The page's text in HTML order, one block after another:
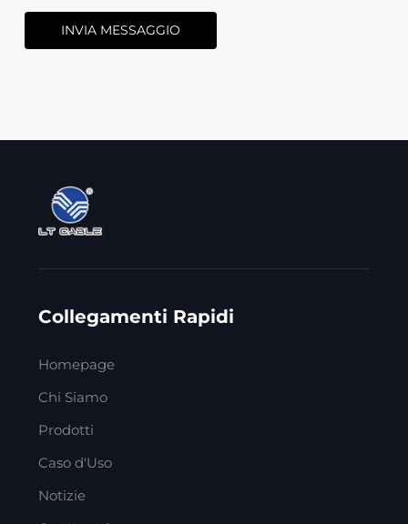
INVIA MESSAGGIO
Collegamenti Rapidi
Homepage
Chi Siamo
Prodotti
Caso d'Uso
Notizie